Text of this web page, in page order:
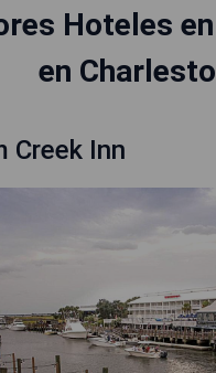
Hoteles
en
Creek Inn